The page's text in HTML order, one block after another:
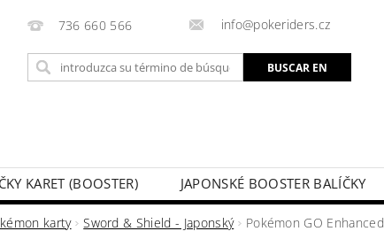
736 660 566 info@pokeriders.cz
KARET (BOOSTER) JAPONSKÉ BOOSTER BALÍČKY
KRABIČKY POKÉMON KARTY HOTOVÉ
karty Sword & Shield - Japonský Pokémon GO